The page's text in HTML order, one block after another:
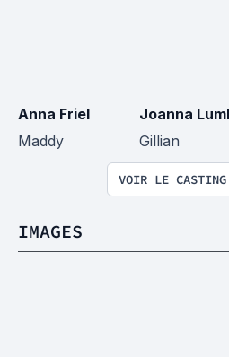
Anna Friel
Maddy
Joanna
Gillian
VOIR LE CASTING
IMAGES